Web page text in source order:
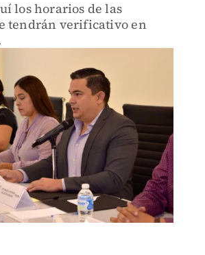
los horarios de las
tendrán verificativo en